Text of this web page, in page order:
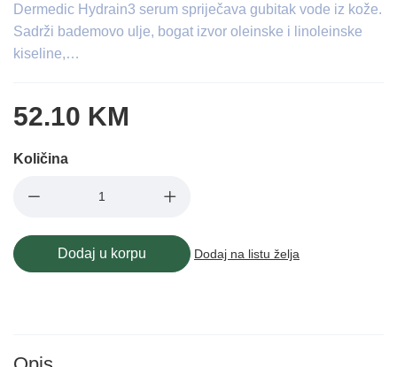
Dermedic Hydrain3 serum spriječava gubitak vode iz kože.
Sadrži bademovo ulje, bogat izvor oleinske i linoleinske
kiseline,…
52.10 KM
Količina
Dodaj u korpu Dodaj na listu želja